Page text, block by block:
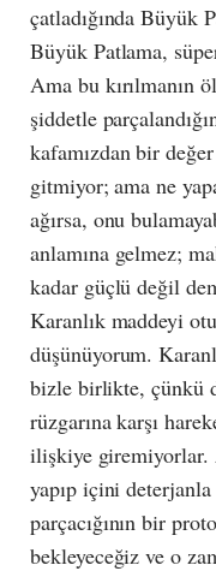
çatladığında Büyük
Büyük Patlama,
Ama bu kırılmanın
şiddetle
kafamızdan bir
gitmiyor; ama ne
ağırsa, onu
anlamına gelmez;
kadar güçlü değil
Karanlık maddeyi
düşünüyorum.
bizle birlikte, çünkü
rüzgarına karşı
ilişkiye giremiyorlar.
yapıp içini
parçacığının bir
bekleyeceğiz ve o